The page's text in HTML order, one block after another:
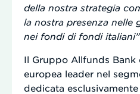
della nostra strategia
la nostra presenza nelle
nei fondi di fondi italiani”
Il Gruppo Allfunds Bank
europea leader nel
dedicata